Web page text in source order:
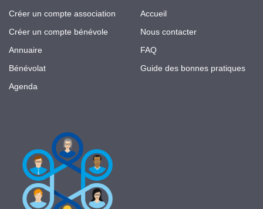
Créer un compte association
Créer un compte bénévole
Annuaire
Bénévolat
Agenda
Accueil
Nous contacter
FAQ
Guide des bonnes pratiques